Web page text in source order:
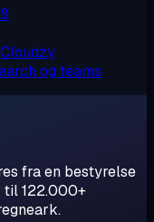
og teams
fra en bestyrelse
til 122.000+